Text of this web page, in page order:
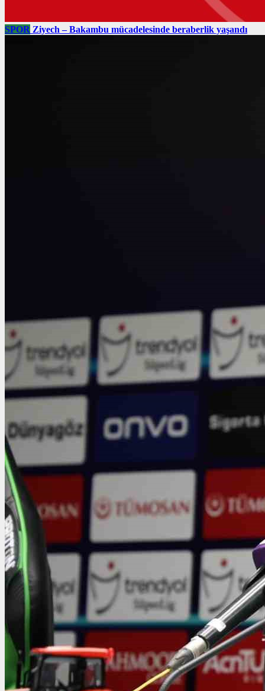
SPOR Ziyech – Bakambu mücadelesinde beraberlik yaşandı